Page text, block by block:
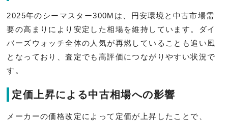
2025年のシーマスター300Mは、円安環境と中古市場需
要の高まりにより安定した相場を維持しています。ダイ
バーズウォッチ全体の人気が再燃していることも追い風
となっており、査定でも高評価につながりやすい状況で
す。
定価上昇による中古相場への影響
メーカーの価格改定によって定価が上昇したことで、